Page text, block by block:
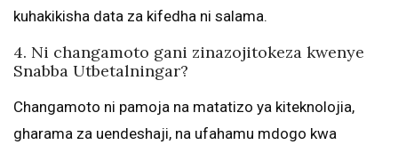
kuhakikisha data za kifedha ni salama.
4. Ni changamoto gani zinazojitokeza kwenye
Snabba Utbetalningar?
Changamoto ni pamoja na matatizo ya kiteknolojia,
gharama za uendeshaji, na ufahamu mdogo kwa